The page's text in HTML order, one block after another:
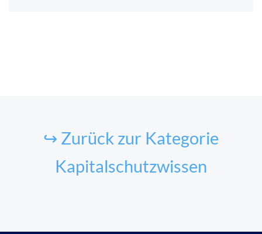
↪ Zurück zur Kategorie
Kapitalschutzwissen